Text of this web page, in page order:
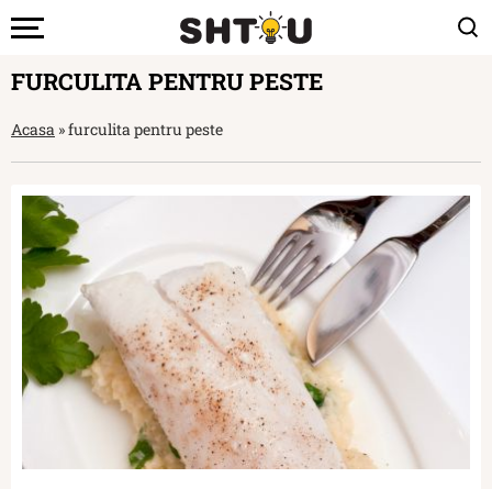
FURCULITA PENTRU PESTE
Acasa »furculita pentru peste